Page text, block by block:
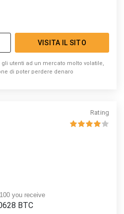
VISITA IL SITO
gli utenti ad un mercato molto volatile,
di poter perdere denaro
Rating
you receive
BTC